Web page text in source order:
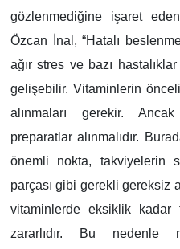
gözlenmediğine işaret
Özcan İnal, “Hatalı
ağır stres ve bazı
gelişebilir. Vitaminlerin
alınmaları gerekir.
preparatlar alınmalıdır.
önemli nokta, takviyelerin
parçası gibi gerekli gereksiz
vitaminlerde eksiklik kadar
zararlıdır. Bu nedenle